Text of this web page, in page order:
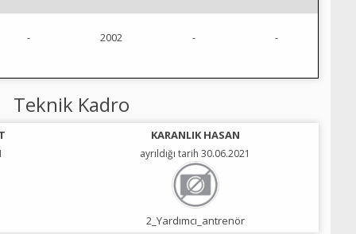
- 2002 - -
Teknik Kadro
KARANLIK HASAN
ayrıldığı tarih 30.06.2021
2_Yardımcı_antrenör